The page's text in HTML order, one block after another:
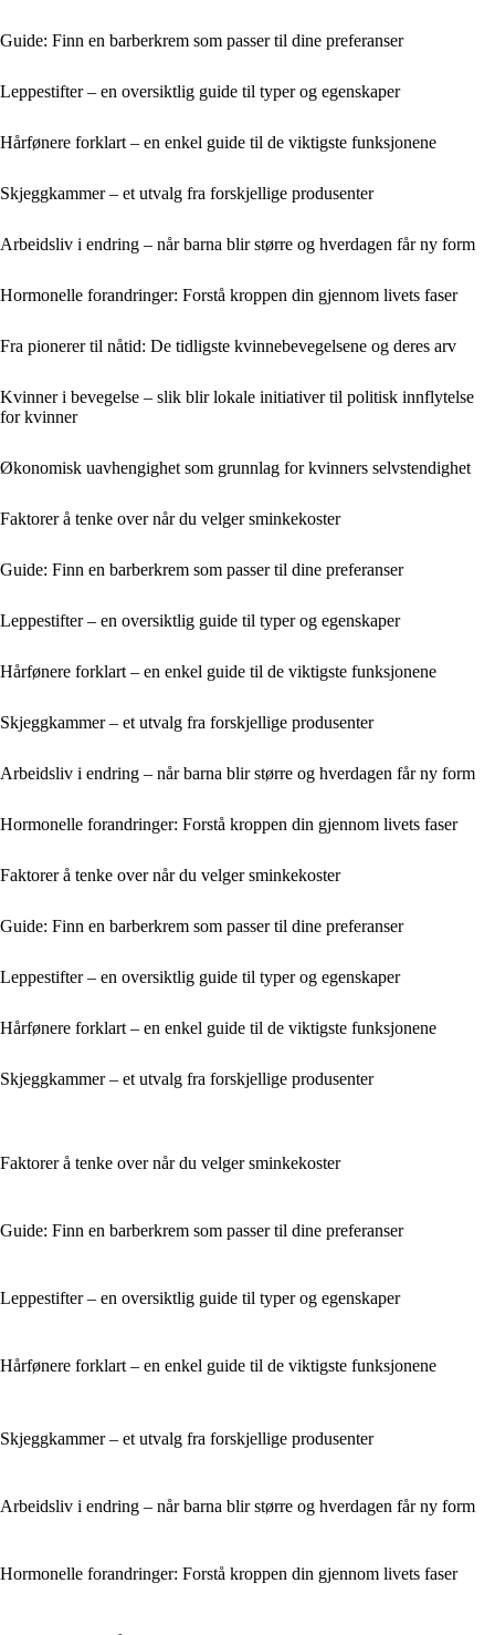
Guide: Finn en barberkrem som passer til dine preferanser
Leppestifter – en oversiktlig guide til typer og egenskaper
Hårfønere forklart – en enkel guide til de viktigste funksjonene
Skjeggkammer – et utvalg fra forskjellige produsenter
Arbeidsliv i endring – når barna blir større og hverdagen får ny form
Hormonelle forandringer: Forstå kroppen din gjennom livets faser
Fra pionerer til nåtid: De tidligste kvinnebevegelsene og deres arv
Kvinner i bevegelse – slik blir lokale initiativer til politisk innflytelse
for kvinner
Økonomisk uavhengighet som grunnlag for kvinners selvstendighet
Faktorer å tenke over når du velger sminkekoster
Guide: Finn en barberkrem som passer til dine preferanser
Leppestifter – en oversiktlig guide til typer og egenskaper
Hårfønere forklart – en enkel guide til de viktigste funksjonene
Skjeggkammer – et utvalg fra forskjellige produsenter
Arbeidsliv i endring – når barna blir større og hverdagen får ny form
Hormonelle forandringer: Forstå kroppen din gjennom livets faser
Faktorer å tenke over når du velger sminkekoster
Guide: Finn en barberkrem som passer til dine preferanser
Leppestifter – en oversiktlig guide til typer og egenskaper
Hårfønere forklart – en enkel guide til de viktigste funksjonene
Skjeggkammer – et utvalg fra forskjellige produsenter
Faktorer å tenke over når du velger sminkekoster
Guide: Finn en barberkrem som passer til dine preferanser
Leppestifter – en oversiktlig guide til typer og egenskaper
Hårfønere forklart – en enkel guide til de viktigste funksjonene
Skjeggkammer – et utvalg fra forskjellige produsenter
Arbeidsliv i endring – når barna blir større og hverdagen får ny form
Hormonelle forandringer: Forstå kroppen din gjennom livets faser